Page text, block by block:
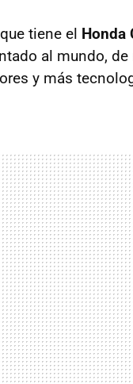
tiene el Honda
al mundo,
y más